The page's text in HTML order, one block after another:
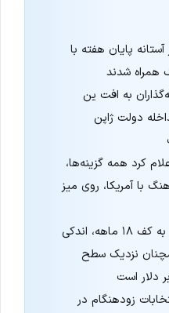
پایان هفته با
همراه شدند
به افت ین
دولت ژاپن
کرد همه گزینه‌ها،
با آمریکا، روی میز
ین پس از رسیدن به کف ۱۸ ماهه، اندکی
نزدیک سطح
زودهنگام در